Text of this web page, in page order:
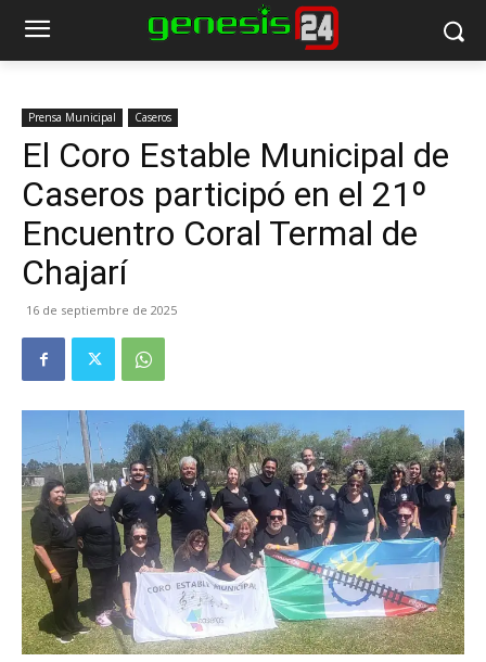
Prensa Municipal Caseros
El Coro Estable Municipal de
Caseros participó en el 21º
Encuentro Coral Termal de
Chajarí
16 de septiembre de 2025